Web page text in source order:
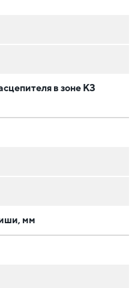
в зоне КЗ
мм